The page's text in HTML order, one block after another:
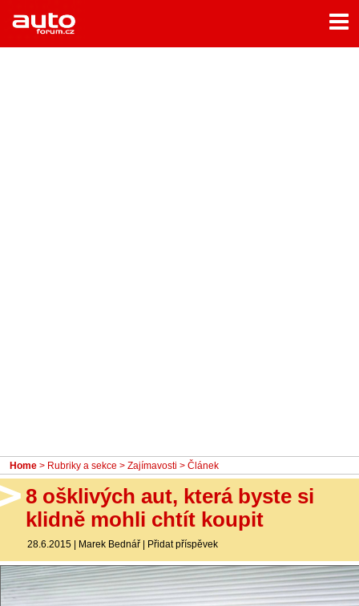
Home
Rubriky
Home > Rubriky a sekce > Zajímavosti > Článek
8 ošklivých aut, která byste si
klidně mohli chtít koupit
28.6.2015 | Marek Bednář | Přidat příspěvek